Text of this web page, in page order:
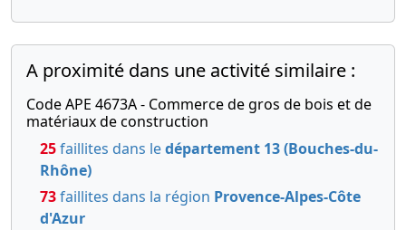
A proximité dans une activité similaire :
Code APE 4673A - Commerce de gros de bois et de
matériaux de construction
25faillites dans ledépartement 13 (Bouches-du-
Rhône)
73faillites dans la région Provence-Alpes-Côte
d'Azur